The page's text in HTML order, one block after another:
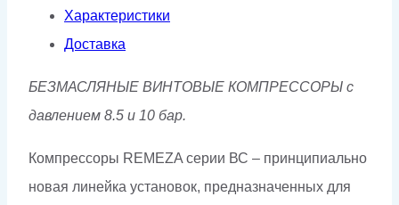
Характеристики
Доставка
БЕЗМАСЛЯНЫЕ ВИНТОВЫЕ КОМПРЕССОРЫ с
давлением 8.5 и 10 бар.
Компрессоры REMEZA серии ВС – принципиально
новая линейка установок, предназначенных для